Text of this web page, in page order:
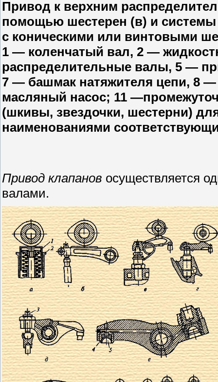
Привод к верхним
помощью шестерен (в) и
с коническими или винтовыми
1 — коленчатый вал, 2 —
распределительные валы, 5 —
7 — башмак натяжителя цепи, 8
масляный насос; 11
(шкивы, звездочки, шестерни)
наименованиями
Привод клапанов осуществляется
валами.